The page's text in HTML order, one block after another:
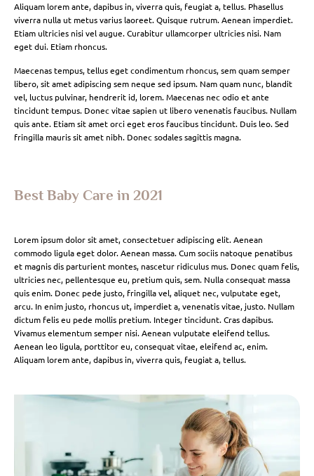
Aliquam lorem ante, dapibus in, viverra quis, feugiat a, tellus. Phasellus
viverra nulla ut metus varius laoreet. Quisque rutrum. Aenean imperdiet.
Etiam ultricies nisi vel augue. Curabitur ullamcorper ultricies nisi. Nam
eget dui. Etiam rhoncus.
Maecenas tempus, tellus eget condimentum rhoncus, sem quam semper
libero, sit amet adipiscing sem neque sed ipsum. Nam quam nunc, blandit
vel, luctus pulvinar, hendrerit id, lorem. Maecenas nec odio et ante
tincidunt tempus. Donec vitae sapien ut libero venenatis faucibus. Nullam
quis ante. Etiam sit amet orci eget eros faucibus tincidunt. Duis leo. Sed
fringilla mauris sit amet nibh. Donec sodales sagittis magna.
Best Baby Care in 2021
Lorem ipsum dolor sit amet, consectetuer adipiscing elit. Aenean
commodo ligula eget dolor. Aenean massa. Cum sociis natoque penatibus
et magnis dis parturient montes, nascetur ridiculus mus. Donec quam felis,
ultricies nec, pellentesque eu, pretium quis, sem. Nulla consequat massa
quis enim. Donec pede justo, fringilla vel, aliquet nec, vulputate eget,
arcu. In enim justo, rhoncus ut, imperdiet a, venenatis vitae, justo. Nullam
dictum felis eu pede mollis pretium. Integer tincidunt. Cras dapibus.
Vivamus elementum semper nisi. Aenean vulputate eleifend tellus.
Aenean leo ligula, porttitor eu, consequat vitae, eleifend ac, enim.
Aliquam lorem ante, dapibus in, viverra quis, feugiat a, tellus.